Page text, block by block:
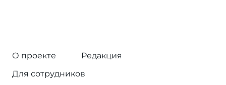
О проекте
Редакция
Для сотрудников